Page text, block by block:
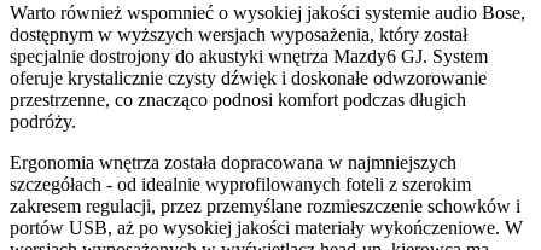
Warto również wspomnieć o wysokiej jakości systemie audio Bose,
dostępnym w wyższych wersjach wyposażenia, który został
specjalnie dostrojony do akustyki wnętrza Mazdy6 GJ. System
oferuje krystalicznie czysty dźwięk i doskonałe odwzorowanie
przestrzenne, co znacząco podnosi komfort podczas długich
podróży.
Ergonomia wnętrza została dopracowana w najmniejszych
szczegółach - od idealnie wyprofilowanych foteli z szerokim
zakresem regulacji, przez przemyślane rozmieszczenie schowków i
portów USB, aż po wysokiej jakości materiały wykończeniowe. W